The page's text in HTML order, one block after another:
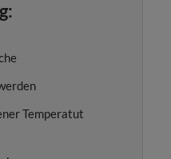
Temperatut